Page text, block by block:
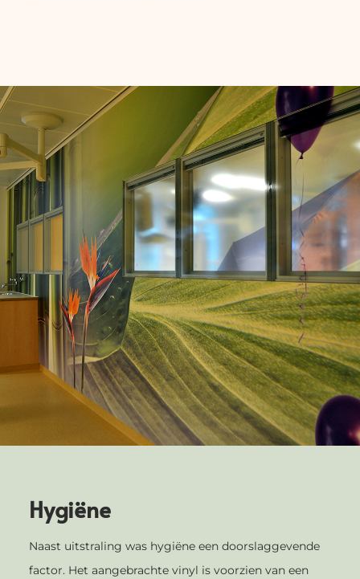
Hygiëne
Naast uitstraling was hygiëne een doorslaggevende
factor. Het aangebrachte vinyl is voorzien van een